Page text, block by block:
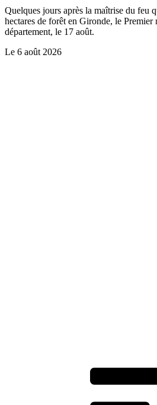
Quelques jours après la maîtrise du feu
hectares de forêt en Gironde, le Premier
département, le 17 août.
Le 6 août 2026